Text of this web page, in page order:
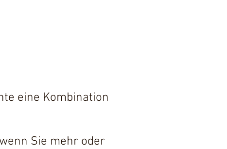
eine Kombination
Sie mehr oder